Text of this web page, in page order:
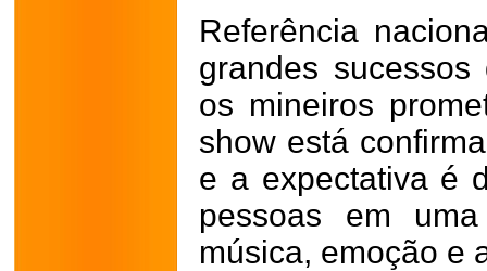
Referência
grandes
os mineiros
show está
e a expectativa é
pessoas em
música, emoção e